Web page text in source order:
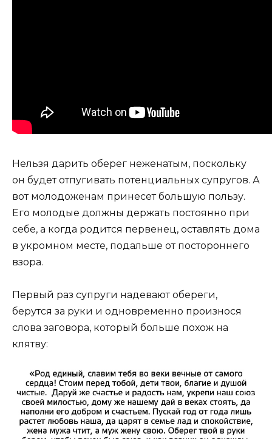
Нельзя дарить оберег неженатым, поскольку
он будет отпугивать потенциальных супругов. А
вот молодоженам принесет большую пользу.
Его молодые должны держать постоянно при
себе, а когда родится первенец, оставлять дома
в укромном месте, подальше от постороннего
взора.
Первый раз супруги надевают обереги,
берутся за руки и одновременно произнося
слова заговора, который больше похож на
клятву: